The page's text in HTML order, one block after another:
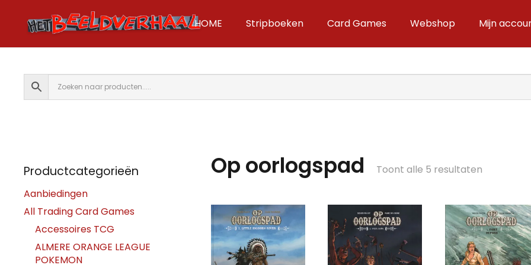
HOME Stripboeken Card Games Webshop Mijn
Op oorlogspad Toont alle 5 resultatenGesorteerd
nieuwste
Productcategorieën
Aanbiedingen
All Trading Card Games
Accessoires TCG
ALMERE ORANGE LEAGUE
POKEMON